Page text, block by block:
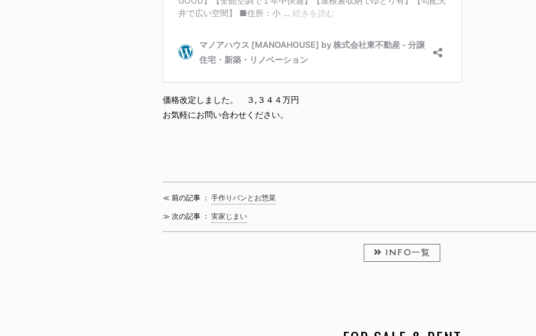
価格改定しました。 ３,３４４万円
お気軽にお問い合わせください。
≪ 前の記事 ： 手作りパンとお惣菜
≫ 次の記事 ： 実家じまい
INFO一覧